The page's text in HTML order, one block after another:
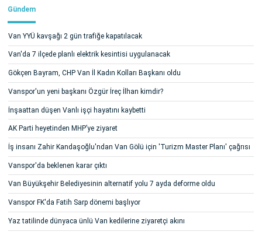
Gündem
Van YYÜ kavşağı 2 gün trafiğe kapatılacak
Van'da 7 ilçede planlı elektrik kesintisi uygulanacak
Gökçen Bayram, CHP Van İl Kadın Kolları Başkanı oldu
Vanspor'un yeni başkanı Özgür İreç İlhan kimdir?
İnşaattan düşen Vanlı işçi hayatını kaybetti
AK Parti heyetinden MHP’ye ziyaret
İş insanı Zahir Kandaşoğlu'ndan Van Gölü için 'Turizm Master Planı' çağrısı
Vanspor'da beklenen karar çıktı
Van Büyükşehir Belediyesinin alternatif yolu 7 ayda deforme oldu
Vanspor FK'da Fatih Sarp dönemi başlıyor
Yaz tatilinde dünyaca ünlü Van kedilerine ziyaretçi akını